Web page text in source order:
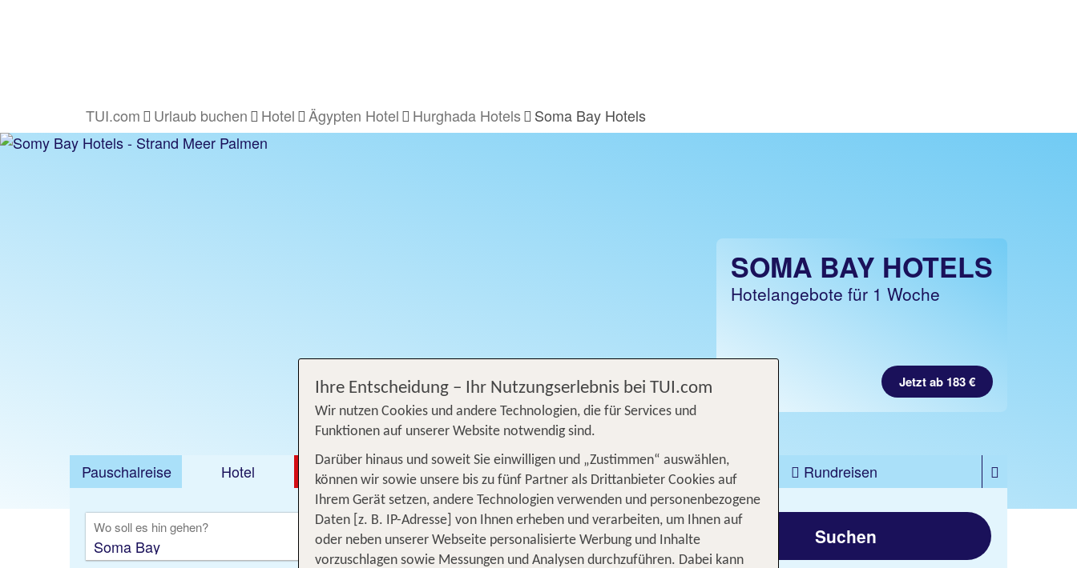
TUI.com Urlaub buchen Hotel Ägypten Hotel Hurghada Hotels Soma Bay Hotels
SOMA BAY HOTELS
Hotelangebote für 1 Woche
Jetzt ab 183 €
Pauschalreise Hotel DEALS Flug Ferienhaus Mietwagen Kreuzfahrten
Rundreisen
Ausflüge
Camper Privattransfer Zusatzleistungen
Wo soll es hin gehen?
Flug hinzufügen Suchen
Ihre Entscheidung – Ihr Nutzungserlebnis bei TUI.com
Wir nutzen Cookies und andere Technologien, die für Services und
Funktionen auf unserer Website notwendig sind.
Darüber hinaus und soweit Sie einwilligen und „Zustimmen“ auswählen,
können wir sowie unsere bis zu fünf Partner als Drittanbieter Cookies auf
Ihrem Gerät setzen, andere Technologien verwenden und personenbezogene
Daten [z. B. IP-Adresse] von Ihnen erheben und verarbeiten, um Ihnen auf
oder neben unserer Webseite personalisierte Werbung und Inhalte
vorzuschlagen sowie Messungen und Analysen durchzuführen. Dabei kann